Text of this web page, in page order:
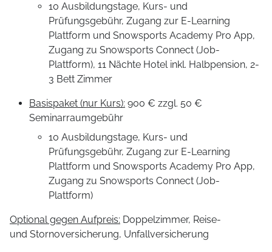
10 Ausbildungstage, Kurs- und
Prüfungsgebühr, Zugang zur E-Learning
Plattform und Snowsports Academy Pro App,
Zugang zu Snowsports Connect (Job-
Plattform), 11 Nächte Hotel inkl. Halbpension, 2-
3 Bett Zimmer
Basispaket (nur Kurs): 900 € zzgl. 50 €
Seminarraumgebühr
10 Ausbildungstage, Kurs- und
Prüfungsgebühr, Zugang zur E-Learning
Plattform und Snowsports Academy Pro App,
Zugang zu Snowsports Connect (Job-
Plattform)
Optional gegen Aufpreis: Doppelzimmer, Reise-
und Stornoversicherung, Unfallversicherung